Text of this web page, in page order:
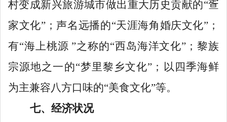
村变成新兴旅游城市做出重大历史贡献的“疍
家文化”；声名远播的“天涯海角婚庆文化” ；
有“海上桃源 ”之称的“西岛海洋文化” ；黎族
宗源地之一的“梦里黎乡文化” ；以四季海鲜
为主兼容八方口味的“美食文化”等。
七、经济状况